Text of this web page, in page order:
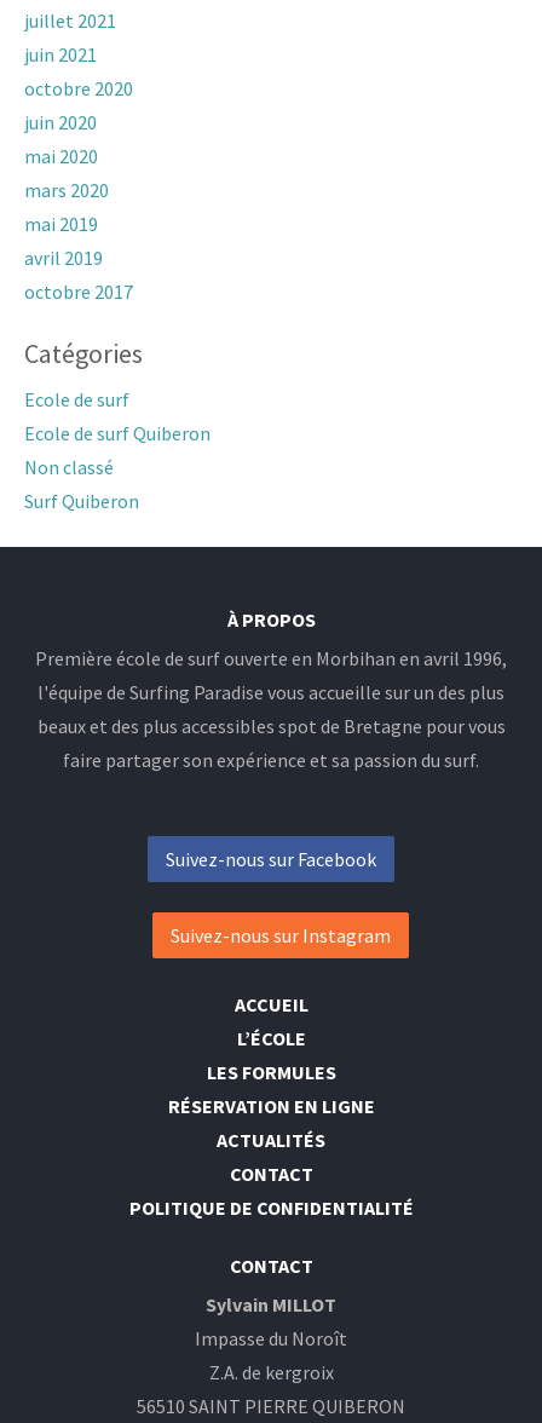
juillet 2021
juin 2021
octobre 2020
juin 2020
mai 2020
mars 2020
mai 2019
avril 2019
octobre 2017
Catégories
Ecole de surf
Ecole de surf Quiberon
Non classé
Surf Quiberon
À PROPOS
Première école de surf ouverte en Morbihan en avril 1996,
l'équipe de Surfing Paradise vous accueille sur un des plus
beaux et des plus accessibles spot de Bretagne pour vous
faire partager son expérience et sa passion du surf.
Suivez-nous sur Facebook
Suivez-nous sur Instagram
ACCUEIL
L’ÉCOLE
LES FORMULES
RÉSERVATION EN LIGNE
ACTUALITÉS
CONTACT
POLITIQUE DE CONFIDENTIALITÉ
CONTACT
Sylvain MILLOT
Impasse du Noroît
Z.A. de kergroix
56510 SAINT PIERRE QUIBERON